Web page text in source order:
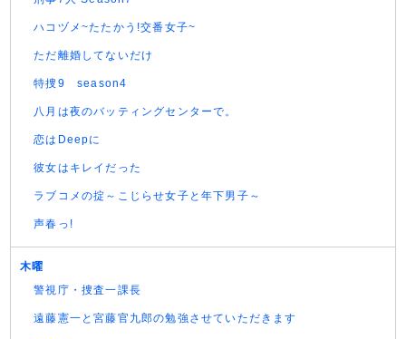
ハコヅメ~たたかう!交番女子~
ただ離婚してないだけ
特捜9 season4
八月は夜のバッティングセンターで。
恋はDeepに
彼女はキレイだった
ラブコメの掟～こじらせ女子と年下男子～
声春っ!
木曜
警視庁・捜査一課長
遠藤憲一と宮藤官九郎の勉強させていただきます